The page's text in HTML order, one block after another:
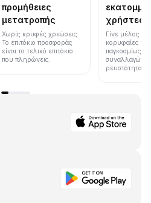
προμήθειες
μετατροπής
Χωρίς κρυφές χρεώσεις.
Το επιτόκιο προσφοράς
είναι το τελικό επιτόκιο
που πληρώνεις.
χρήστες
Γίνε μέλος
κορυφαίες
παγκοσμίως
συναλλαγών
ρευστότητα.